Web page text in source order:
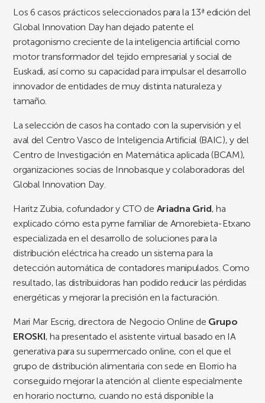
Los 6 casos prácticos seleccionados para la 13ª edición del
Global Innovation Day han dejado patente el
protagonismo creciente de la inteligencia artificial como
motor transformador del tejido empresarial y social de
Euskadi, así como su capacidad para impulsar el desarrollo
innovador de entidades de muy distinta naturaleza y
tamaño.
La selección de casos ha contado con la supervisión y el
aval del Centro Vasco de Inteligencia Artificial (BAIC), y del
Centro de Investigación en Matemática aplicada (BCAM),
organizaciones socias de Innobasque y colaboradoras del
Global Innovation Day.
Haritz Zubia, cofundador y CTO de Ariadna Grid, ha
explicado cómo esta pyme familiar de Amorebieta-Etxano
especializada en el desarrollo de soluciones para la
distribución eléctrica ha creado un sistema para la
detección automática de contadores manipulados. Como
resultado, las distribuidoras han podido reducir las pérdidas
energéticas y mejorar la precisión en la facturación.
Mari Mar Escrig, directora de Negocio Online de Grupo
EROSKI, ha presentado el asistente virtual basado en IA
generativa para su supermercado online, con el que el
grupo de distribución alimentaria con sede en Elorrio ha
conseguido mejorar la atención al cliente especialmente
en horario nocturno, cuando no está disponible la